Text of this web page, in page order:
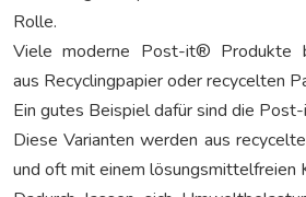
Rolle.
Viele moderne Post-it® Produkte
aus Recyclingpapier oder recycelten
Ein gutes Beispiel dafür sind die
Diese Varianten werden aus
und oft mit einem lösungsmittelfreien